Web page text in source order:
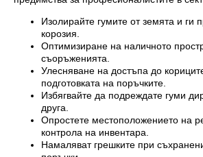
Изолирайте гумите от земята и ги
корозия.
Оптимизиране на наличното
съоръженията.
Улесняване на достъпа до
подготовката на поръчките.
Избягвайте да подреждате гуми
друга.
Опростете местоположението на
контрола на инвентара.
Намаляват грешките при